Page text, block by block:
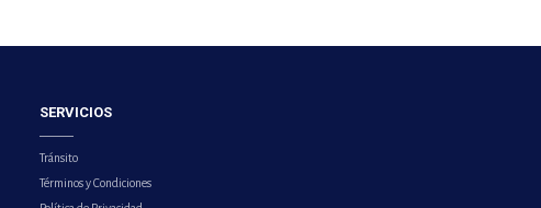
SERVICIOS
Tránsito
Términos y Condiciones